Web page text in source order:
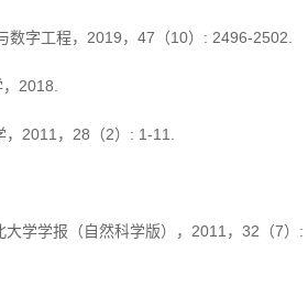
字工程，2019，47（10）: 2496-2502.
2018.
2011，28（2）: 1-11.
学学报（自然科学版），2011，32（7）: